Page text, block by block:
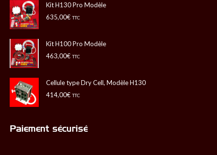
Kit H130 Pro Modèle
635,00€ TTC
Kit H100 Pro Modèle
463,00€ TTC
Cellule type Dry Cell, Modèle H130
414,00€ TTC
Paiement sécurisé